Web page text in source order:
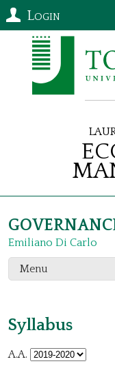
Login
Emiliano Di Carlo
Menu
Syllabus
A.A.